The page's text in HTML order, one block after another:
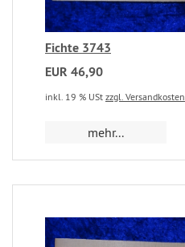
Fichte 3743
EUR 46,90
inkl. 19 % USt zzgl. Versandkosten
mehr...